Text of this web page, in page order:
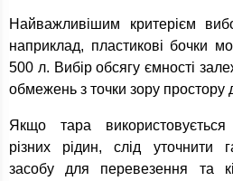
Найважливішим критерієм
наприклад, пластикові бочки
500 л. Вибір обсягу ємності
обмежень з точки зору простору
Якщо тара
різних рідин, слід уточнити
засобу для перевезення та